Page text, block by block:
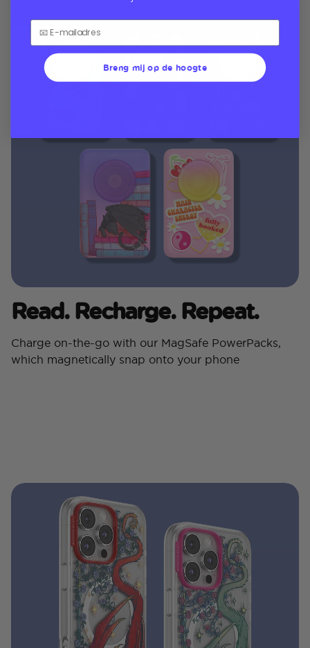
Read. Recharge. Repeat.
Charge on-the-go with our MagSafe PowerPacks,
which magnetically snap onto your phone
Breng mij op de hoogte